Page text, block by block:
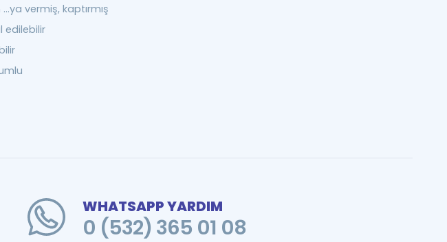
vermiş, kaptırmış
edilebilir
WHATSAPP YARDIM
0 (532) 365 01 08